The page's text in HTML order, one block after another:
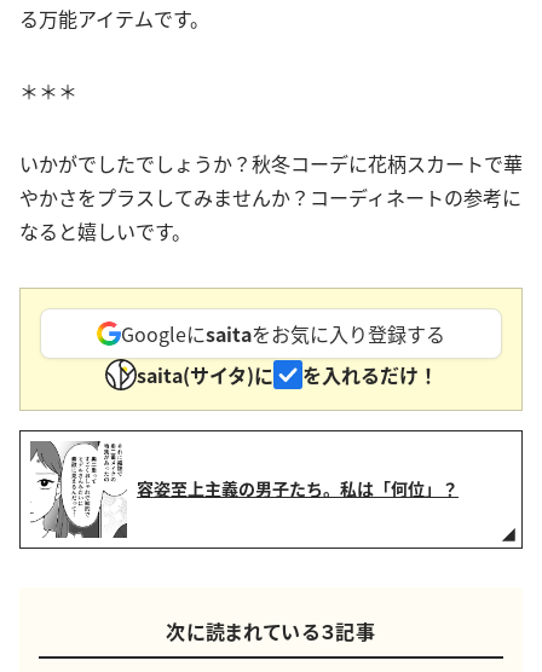
る万能アイテムです。
＊＊＊
いかがでしたでしょうか？秋冬コーデに花柄スカートで華
やかさをプラスしてみませんか？コーディネートの参考に
なると嬉しいです。
Googleにsaitaをお気に入り登録する
saita(サイタ)に
を入れるだけ！
容姿至上主義の男子たち。私は「何位」？
次に読まれている３記事